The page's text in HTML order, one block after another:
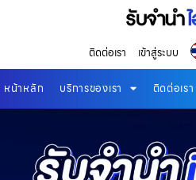
ติดต่อเรา เข้าสู่ระบบ
หน้าหลัก บริการของเรา ติดต่อเรา